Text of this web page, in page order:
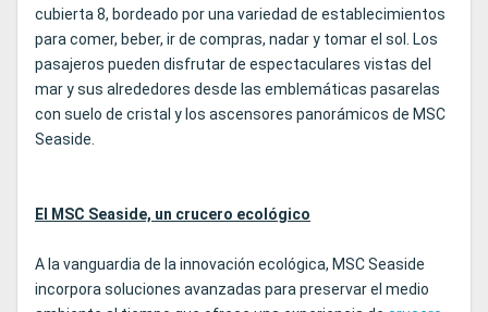
cubierta 8, bordeado por una variedad de establecimientos
para comer, beber, ir de compras, nadar y tomar el sol. Los
pasajeros pueden disfrutar de espectaculares vistas del
mar y sus alrededores desde las emblemáticas pasarelas
con suelo de cristal y los ascensores panorámicos de MSC
Seaside.
El MSC Seaside, un crucero ecológico
A la vanguardia de la innovación ecológica, MSC Seaside
incorpora soluciones avanzadas para preservar el medio